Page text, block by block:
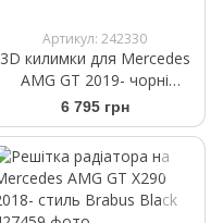
Артикул: 242330
3D килимки для Mercedes
AMG GT 2019- чорні
передні WeatherTech
4415351
6 795 грн